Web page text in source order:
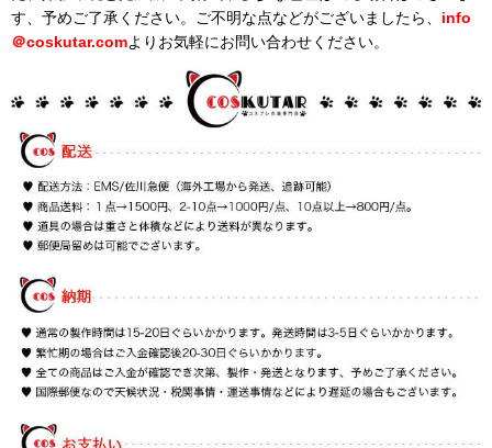
す、予めご了承ください。ご不明な点などがございましたら、 info
＠coskutar.comよりお気軽にお問い合わせください。